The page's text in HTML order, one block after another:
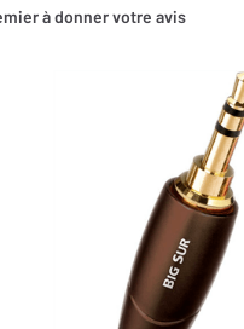
à donner votre avis